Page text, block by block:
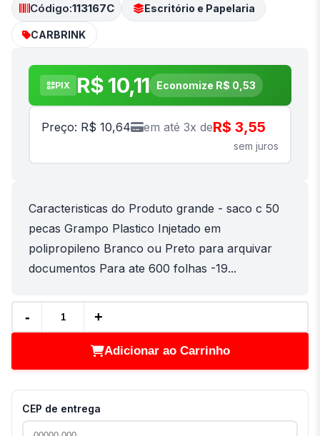
Código:113167C Escritório e Papelaria
CARBRINK
PIX R$ 10,11 Economize R$ 0,53
Preço: R$ 10,64 em até 3x deR$ 3,55
sem juros
Caracteristicas do Produto grande - saco c 50
pecas Grampo Plastico Injetado em
polipropileno Branco ou Preto para arquivar
documentos Para ate 600 folhas -19...
- +
Adicionar ao Carrinho
CEP de entrega